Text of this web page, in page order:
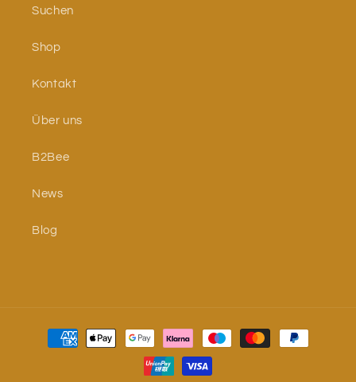
Suchen
Shop
Kontakt
Über uns
B2Bee
News
Blog
Zahlungsmethoden